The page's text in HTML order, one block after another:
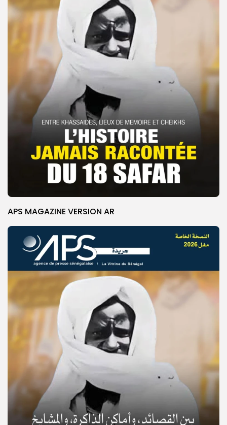
© Copyright 2025, APS
APS MAGAZINE VERSION AR